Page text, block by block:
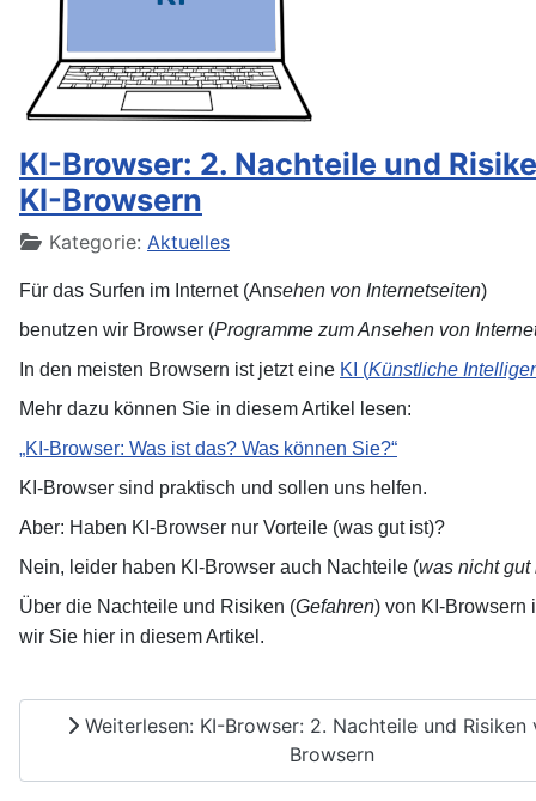
KI-Browser: 2. Nachteile und
KI-Browsern
DetailsKategorie: Aktuelles
Für das Surfen im Internet (Ansehen von Internetseiten)
benutzen wir Browser (Programme zum Ansehen von
In den meisten Browsern ist jetzt eine KI (Künstliche
Mehr dazu können Sie in diesem Artikel lesen:
„KI-Browser: Was ist das? Was können Sie?“
KI-Browser sind praktisch und sollen uns helfen.
Aber: Haben KI-Browser nur Vorteile (was gut ist)?
Nein, leider haben KI-Browser auch Nachteile (was nicht gut
Über die Nachteile und Risiken (Gefahren) von KI-Browsern
wir Sie hier in diesem Artikel.
Weiterlesen: KI-Browser: 2. Nachteile und Risiken
Browsern